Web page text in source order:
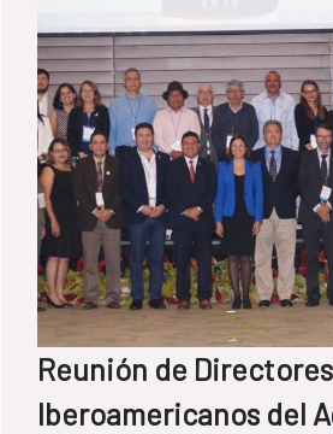
Reunión de Directores
Iberoamericanos del